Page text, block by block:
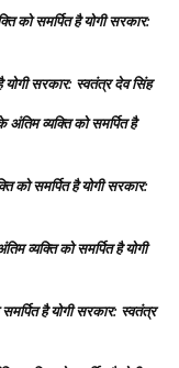
को समर्पित है योगी सरकार:
योगी सरकार: स्वतंत्र देव सिंह
व्यक्ति को समर्पित है
को समर्पित है योगी सरकार:
व्यक्ति को समर्पित है योगी
है योगी सरकार: स्वतंत्र